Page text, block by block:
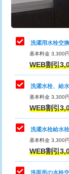
給水管工事※（
管・ポリ管・
給水管工事※（
管・ポリ管・
排水管工事（
業）
排水管工事（
排水管工事（
え）
マス交換（土
理・調整・分解
止水・漏水調
理・調整・分解
止水・漏水調
理・調整・分
キッチンタンク
その他部品の脱
交換・取付（タ
交換・取付(単
式）)
洗濯用水栓交
基本料金 3,300
WEB割引
洗濯水栓、給
基本料金 3,300
WEB割引
洗濯水栓給水
基本料金 3,300
WEB割引
洗面所の水栓